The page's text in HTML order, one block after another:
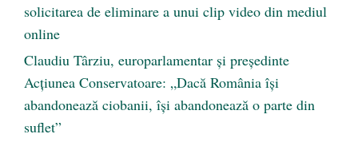
solicitarea de eliminare a unui clip video din mediul
online
Claudiu Târziu, europarlamentar și președinte
Acțiunea Conservatoare: „Dacă România își
abandonează ciobanii, își abandonează o parte din
suflet”